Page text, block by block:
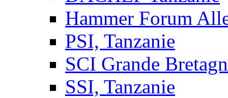
Hammer Forum
PSI, Tanzanie
SCI Grande
SSI, Tanzanie